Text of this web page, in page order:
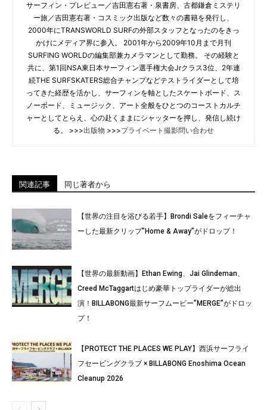
サーフィン・プレビュー／吉田憲右著・泉書房、古都鎌倉ミステリ
ー旅／吉田憲右著・コスミック出版など数々の書籍を発行し、
2000年にTRANSWORLD SURFの外部スタッフとなったのをきっ
かけにメディア界に参入。 2001年から2009年10月まで月刊
SURFING WORLDの編集部兼カメラマンとして勤務。 その経験と
共に、第1回NSA東日本サーフィン選手権大会Jrクラス3位、2年連
続THE SURFSKATERS総合チャンプなどテストライダーとして培
ってきた経歴を活かし、サーフィンを軸としたスケートボード、ス
ノーボード、ミュージック、アート全般をひとつのコーストカルチ
ャーとしてとらえ、心の赴くままにシャッターを押し、発信し続け
る。 >>>出版物 >>>プライベート撮影問い合わせ
関連記事 同じ著者から
【世界の注目を浴びる若手】Brondi Saleをフィーチャ
ーした最新クリップ”Home & Away”がドロップ！
【世界の最新動画】Ethan Ewing、Jai Glindeman、
Creed McTaggartはじめ豪華トップライダーが総出
演！BILLABONG最新サーフムービー”MERGE”がドロッ
プ！
【PROTECT THE PLACES WE PLAY】西浜サーフライ
フセービングクラブ × BILLABONG Enoshima Ocean
Cleanup 2026